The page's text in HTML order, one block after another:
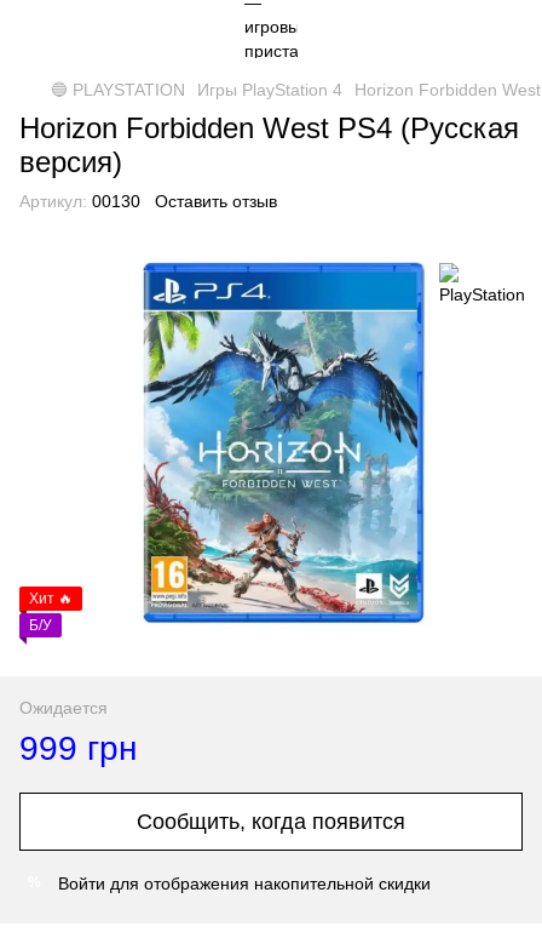
🔵 PLAYSTATION Игры PlayStation 4 Horizon Forbidden
Horizon Forbidden West PS4 (Русская
версия)
Артикул: 00130 Оставить отзыв
Хит 🔥
Б/У
Ожидается
999 грн
Сообщить, когда появится
Войти для отображения накопительной скидки